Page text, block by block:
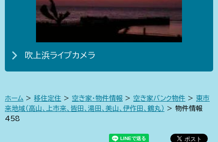
吹上浜ライブカメラ
ホーム > 移住定住 > 空き家・物件情報 > 空き家バンク物件 > 東市
来地域（高山、上市来、皆田、湯田、美山、伊作田、鶴丸） > 物件情報
458